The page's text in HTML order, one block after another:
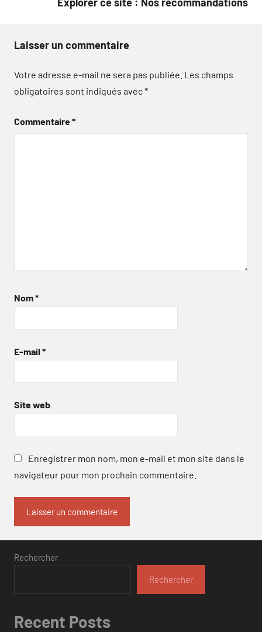
Laisser un commentaire
Votre adresse e-mail ne sera pas publiée. Les champs
obligatoires sont indiqués avec*
Commentaire*
Nom*
E-mail *
Site web
Enregistrer mon nom, mon e-mail et mon site dans le
navigateur pour mon prochain commentaire.
Rechercher
Rechercher
Recent Posts